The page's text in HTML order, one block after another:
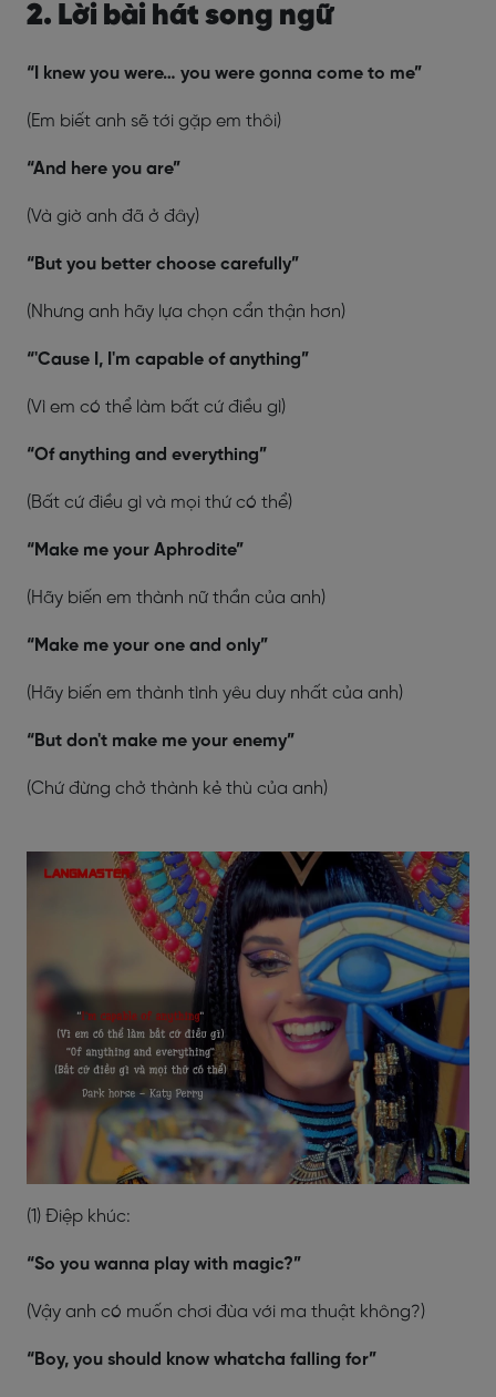
2. Lời bài hát song ngữ
“I knew you were… you were gonna come to me”
(Em biết anh sẽ tới gặp em thôi)
“And here you are”
(Và giờ anh đã ở đây)
“But you better choose carefully”
(Nhưng anh hãy lựa chọn cẩn thận hơn)
“'Cause I, I'm capable of anything”
(Vì em có thể làm bất cứ điều gì)
“Of anything and everything”
(Bất cứ điều gì và mọi thứ có thể)
“Make me your Aphrodite”
(Hãy biến em thành nữ thần của anh)
“Make me your one and only”
(Hãy biến em thành tình yêu duy nhất của anh)
“But don't make me your enemy”
(Chứ đừng chở thành kẻ thù của anh)
(1) Điệp khúc:
“So you wanna play with magic?”
(Vậy anh có muốn chơi đùa với ma thuật không?)
“Boy, you should know whatcha falling for”